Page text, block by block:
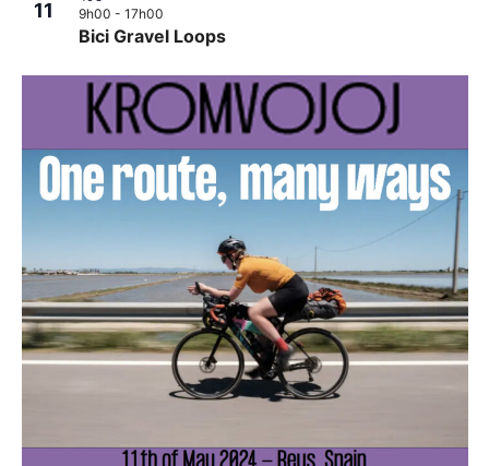
11
Bici Gravel Loops
9h00 - 17h00